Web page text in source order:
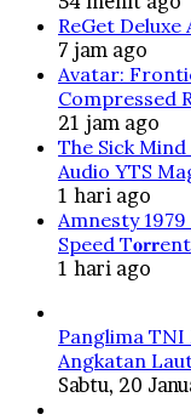
ReGet
7 jam ago
Avatar:
Compressed
21 jam ago
The Sick Mind
Audio YTS
1 hari ago
Amnesty
Speed T𝐨𝐫𝐫ent
1 hari ago
Panglima
Angkatan
Sabtu, 20